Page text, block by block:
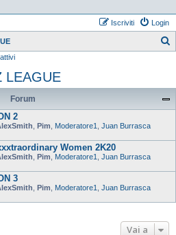
Login
Iscriviti
c
LEAGUE
Forum
2
Pim Moderatore1
Juan Burrasca
Women 2K20
Pim Moderatore1
Juan Burrasca
3
Pim Moderatore1
Juan Burrasca
Vai a